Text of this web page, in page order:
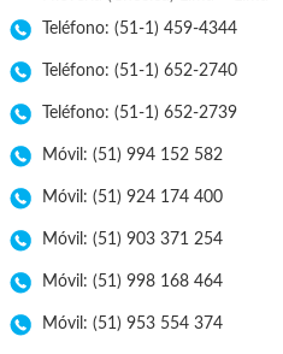
Teléfono: (51-1) 459-4344
Teléfono: (51-1) 652-2740
Teléfono: (51-1) 652-2739
Móvil: (51) 994 152 582
Móvil: (51) 924 174 400
Móvil: (51) 903 371 254
Móvil: (51) 998 168 464
Móvil: (51) 953 554 374